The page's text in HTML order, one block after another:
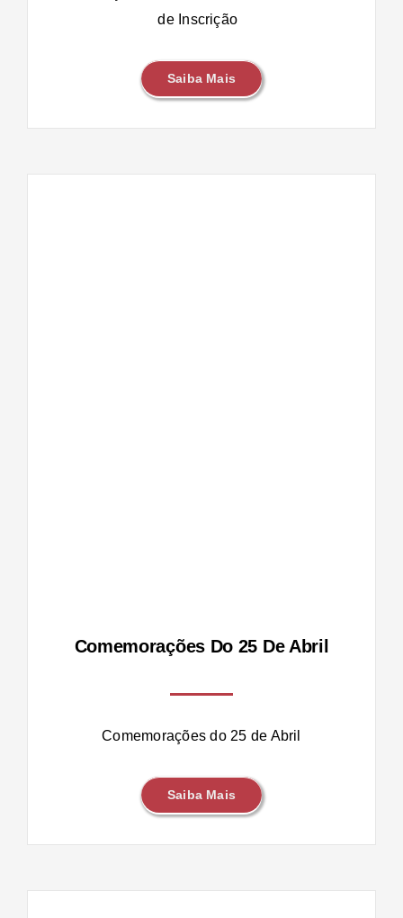
de Inscrição
Saiba Mais
Comemorações Do 25 De Abril
Comemorações do 25 de Abril
Saiba Mais